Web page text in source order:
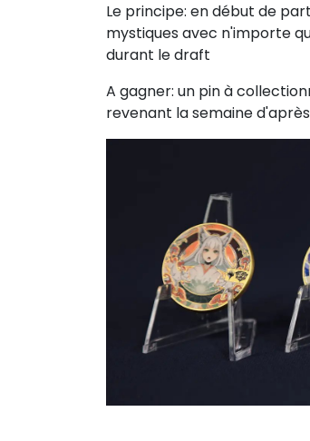
Le principe: en début de
mystiques avec n'importe
durant le draft
A gagner: un pin à
revenant la semaine